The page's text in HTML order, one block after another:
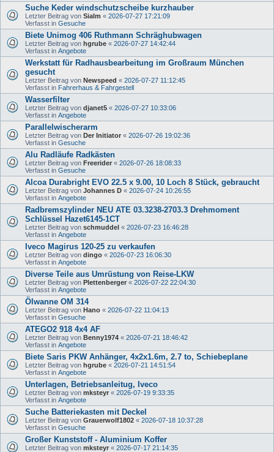
Suche Keder windschutzscheibe kurzhauber
Letzter Beitrag von Sialm « 2026-07-27 17:21:09
Verfasst in Gesuche
Biete Unimog 406 Ruthmann Schräghubwagen
Letzter Beitrag von hgrube « 2026-07-27 14:42:44
Verfasst in Angebote
Werkstatt für Radhausbearbeitung im Großraum München
gesucht
Letzter Beitrag von Newspeed « 2026-07-27 11:12:45
Verfasst in Fahrerhaus & Fahrgestell
Wasserfilter
Letzter Beitrag von djanet5 « 2026-07-27 10:33:06
Verfasst in Angebote
Parallelwischerarm
Letzter Beitrag von Der Initiator « 2026-07-26 19:02:36
Verfasst in Gesuche
Alu Radläufe Radkästen
Letzter Beitrag von Freerider « 2026-07-26 18:08:33
Verfasst in Gesuche
Alcoa Durabright EVO 22.5 x 9.00, 10 Loch 8 Stück, gebraucht
Letzter Beitrag von Johannes D « 2026-07-24 10:26:55
Verfasst in Angebote
Radbremszylinder NEU ATE 03.3238-2703.3 Drehmoment
Schlüssel Hazet6145-1CT
Letzter Beitrag von schmuddel « 2026-07-23 16:46:28
Verfasst in Angebote
Iveco Magirus 120-25 zu verkaufen
Letzter Beitrag von dingo « 2026-07-23 16:06:30
Verfasst in Angebote
Diverse Teile aus Umrüstung von Reise-LKW
Letzter Beitrag von Plettenberger « 2026-07-22 22:04:30
Verfasst in Angebote
Ölwanne OM 314
Letzter Beitrag von Hano « 2026-07-22 11:04:13
Verfasst in Gesuche
ATEGO2 918 4x4 AF
Letzter Beitrag von Benny1974 « 2026-07-21 18:46:42
Verfasst in Angebote
Biete Saris PKW Anhänger, 4x2x1.6m, 2.7 to, Schiebeplane
Letzter Beitrag von hgrube « 2026-07-21 14:51:54
Verfasst in Angebote
Unterlagen, Betriebsanleitug, Iveco
Letzter Beitrag von mksteyr « 2026-07-19 9:33:35
Verfasst in Angebote
Suche Batteriekasten mit Deckel
Letzter Beitrag von Grauerwolf1802 « 2026-07-18 10:37:28
Verfasst in Gesuche
Großer Kunststoff - Aluminium Koffer
Letzter Beitrag von mksteyr « 2026-07-17 21:14:35